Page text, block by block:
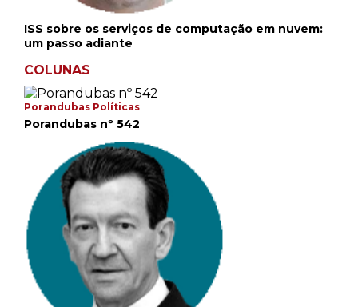
ISS sobre os serviços de computação em nuvem:
um passo adiante
COLUNAS
Porandubas Políticas
Porandubas nº 542